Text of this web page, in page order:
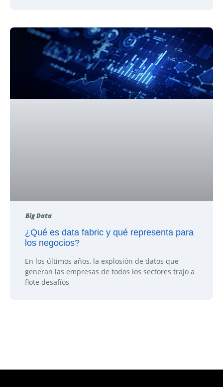
Big Data
¿Qué es data fabric y qué representa para
los negocios?
En los últimos años, la explosión de datos que
generan las empresas de todos los sectores trajo a
flote desafíos